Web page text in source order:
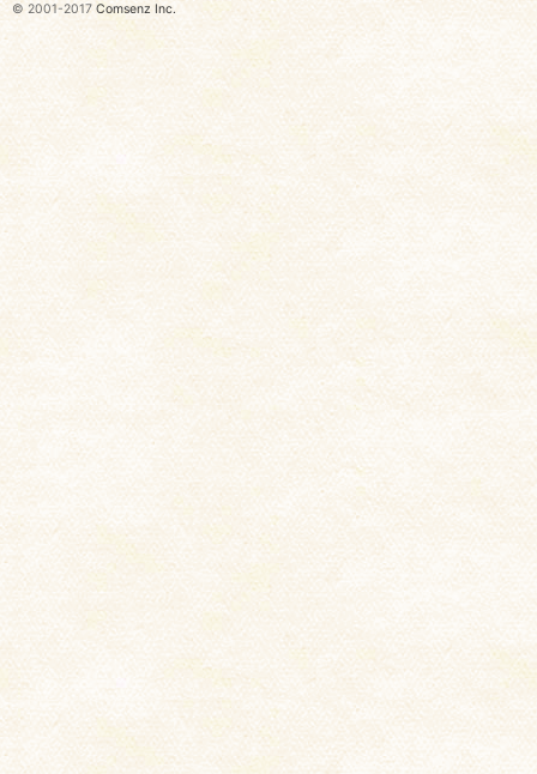
© 2001-2017 Comsenz Inc.